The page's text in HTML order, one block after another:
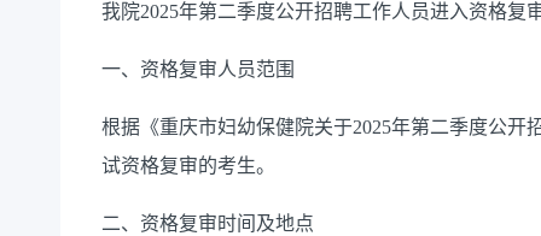
我院2025年第二季度公开招聘工作人员进入资格复
一、资格复审人员范围
根据《重庆市妇幼保健院关于2025年第二季度公开
试资格复审的考生。
二、资格复审时间及地点